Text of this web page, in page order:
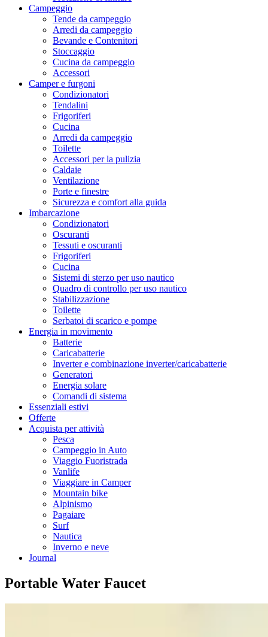
Campeggio
Tende da campeggio
Arredi da campeggio
Bevande e Contenitori
Stoccaggio
Cucina da campeggio
Accessori
Camper e furgoni
Condizionatori
Tendalini
Frigoriferi
Cucina
Arredi da campeggio
Toilette
Accessori per la pulizia
Caldaie
Ventilazione
Porte e finestre
Sicurezza e comfort alla guida
Imbarcazione
Condizionatori
Oscuranti
Tessuti e oscuranti
Frigoriferi
Cucina
Sistemi di sterzo per uso nautico
Quadro di controllo per uso nautico
Stabilizzazione
Toilette
Serbatoi di scarico e pompe
Energia in movimento
Batterie
Caricabatterie
Inverter e combinazione inverter/caricabatterie
Generatori
Energia solare
Comandi di sistema
Essenziali estivi
Offerte
Acquista per attività
Pesca
Campeggio in Auto
Viaggio Fuoristrada
Vanlife
Viaggiare in Camper
Mountain bike
Alpinismo
Pagaiare
Surf
Nautica
Inverno e neve
Journal
Portable Water Faucet